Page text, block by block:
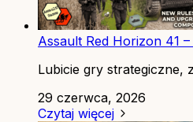
Assault Red Horizon 41 –
Lubicie gry strategiczne,
29 czerwca, 2026
Czytaj więcej